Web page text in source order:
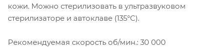
кожи. Можно стерилизовать в ультразвуковом
стерилизаторе и автоклаве (135°С).
Рекомендуемая скорость об/мин.: 30 000